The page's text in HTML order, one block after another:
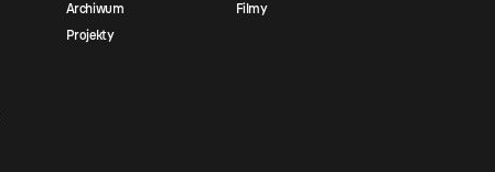
Archiwum
Projekty
Filmy